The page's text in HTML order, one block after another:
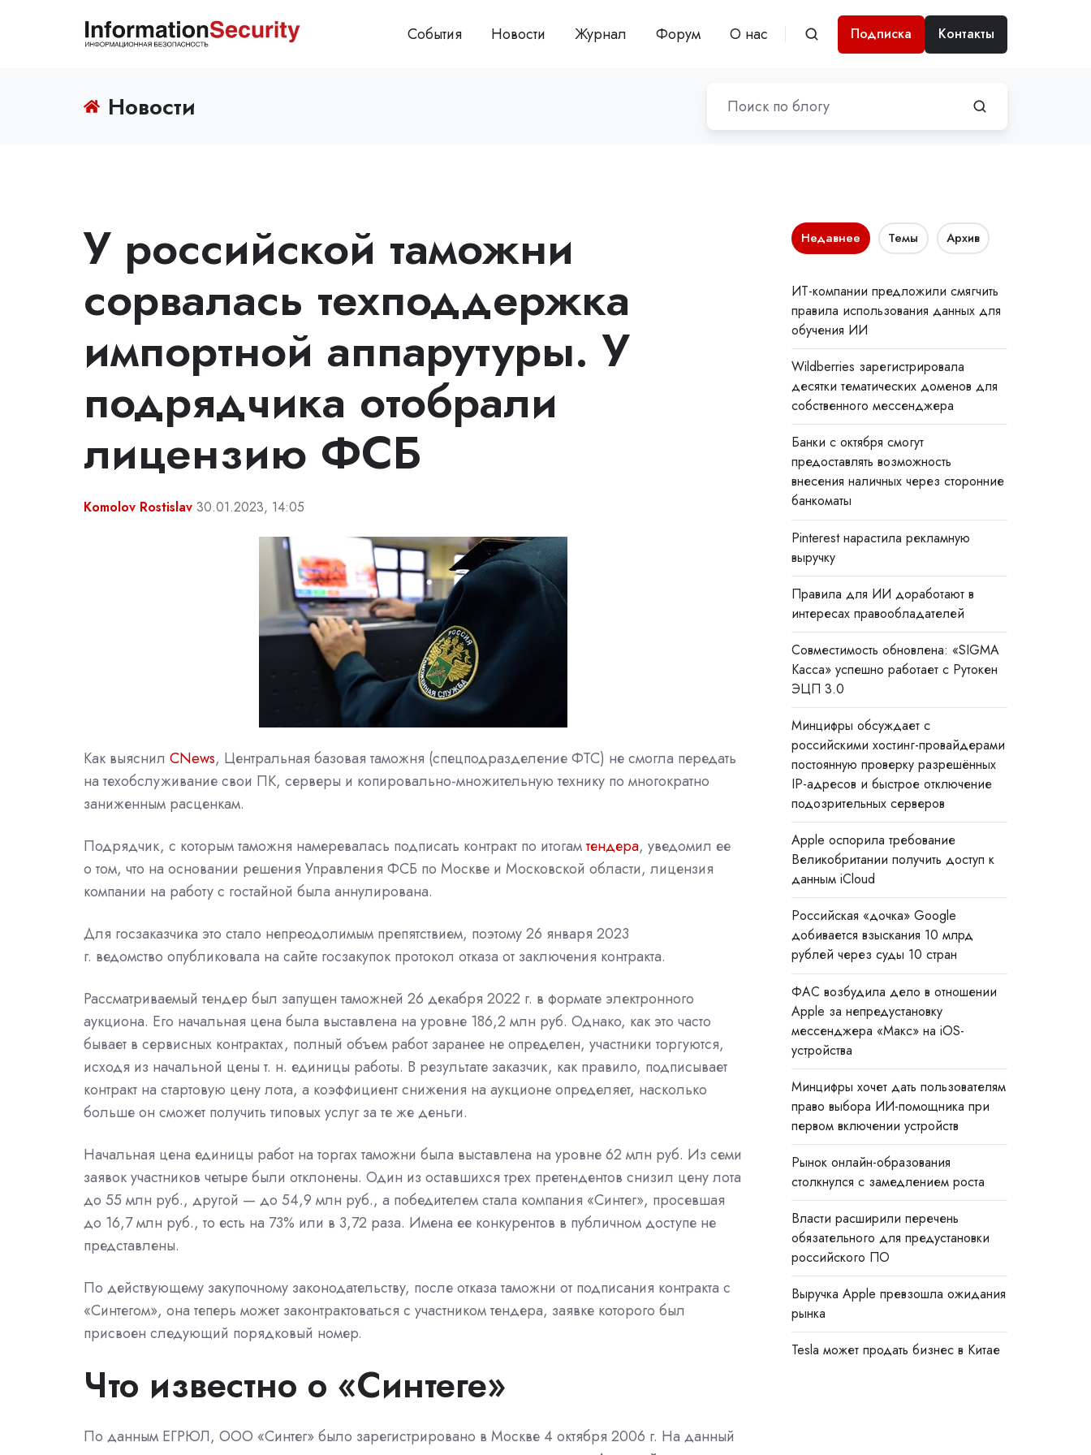
События Новости Журнал Форум О нас Подписка Контакты
Новости
У российской таможни
сорвалась техподдержка
импортной аппарутуры. У
подрядчика отобрали
лицензию ФСБ
Komolov Rostislav 30.01.2023, 14:05
Как выяснил CNews, Центральная базовая таможня (спецподразделение ФТС) не смогла передать
на техобслуживание свои ПК, серверы и копировально-множительную технику по многократно
заниженным расценкам.
Подрядчик, с которымтаможня намеревалась подписать контракт по итогамтендера, уведомил ее
о том, что на основании решения Управления ФСБ по Москве и Московской области, лицензия
компании на работу с гостайной была аннулирована.
Для госзаказчика это стало непреодолимым препятствием, поэтому 26 января 2023
г. ведомство опубликовала на сайте госзакупок протокол отказа от заключения контракта.
Рассматриваемый тендер был запущен таможней 26 декабря 2022 г. в формате электронного
аукциона. Его начальная цена была выставлена на уровне 186,2 млн руб. Однако, как это часто
бывает в сервисных контрактах, полный объем работ заранее не определен, участники торгуются,
исходя из начальной цены т. н. единицы работы. В результате заказчик, как правило, подписывает
контракт на стартовую цену лота, а коэффициент снижения на аукционе определяет, насколько
больше он сможет получить типовых услуг за те же деньги.
Начальная цена единицы работ на торгах таможни была выставлена на уровне 62 млн руб. Из семи
заявок участников четыре были отклонены. Один из оставшихся трех претендентов снизил цену лота
до 55 млн руб., другой — до 54,9 млн руб., а победителем стала компания «Синтег», просевшая
до 16,7 млн руб., то есть на 73% или в 3,72 раза. Имена ее конкурентов в публичном доступе не
представлены.
По действующему закупочному законодательству, после отказа таможни от подписания контракта с
«Синтегом», она теперь может законтрактоваться с участником тендера, заявке которого был
присвоен следующий порядковый номер.
Что известно о «Синтеге»
По данным ЕГРЮЛ, ООО «Синтег» было зарегистрировано в Москве 4 октября 2006 г. На данный
Недавнее Темы Архив
ИТ-компании предложили смягчить
правила использования данных для
обучения ИИ
Wildberries зарегистрировала
десятки тематических доменов для
собственного мессенджера
Банки с октября смогут
предоставлять возможность
внесения наличных через сторонние
банкоматы
Pinterest нарастила рекламную
выручку
Правила для ИИ доработают в
интересах правообладателей
Совместимость обновлена: «SIGMA
Касса» успешно работает с Рутокен
ЭЦП 3.0
Минцифры обсуждает с
российскими хостинг-провайдерами
постоянную проверку разрешённых
IP-адресов и быстрое отключение
подозрительных серверов
Apple оспорила требование
Великобритании получить доступ к
данным iCloud
Российская «дочка» Google
добивается взыскания 10 млрд
рублей через суды 10 стран
ФАС возбудила дело в отношении
Apple за непредустановку
мессенджера «Макс» на iOS-
устройства
Минцифры хочет дать пользователям
право выбора ИИ-помощника при
первом включении устройств
Рынок онлайн-образования
столкнулся с замедлением роста
Власти расширили перечень
обязательного для предустановки
российского ПО
Выручка Apple превзошла ожидания
рынка
Tesla может продать бизнес в Китае